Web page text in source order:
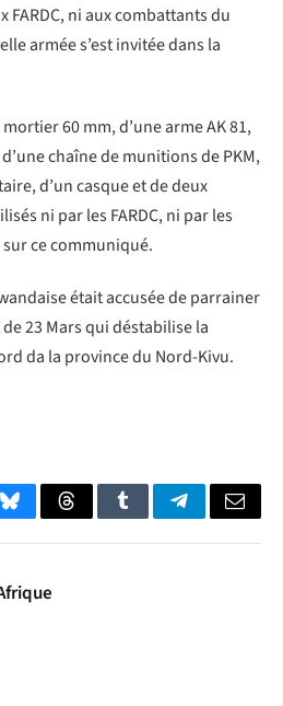
FARDC, ni aux combattants du
armée s’est invitée dans la
60 mm, d’une arme AK 81,
chaîne de munitions de PKM,
d’un casque et de deux
ni par les FARDC, ni par les
ce communiqué.
était accusée de parrainer
23 Mars qui déstabilise la
da la province du Nord-Kivu.
BlueskyThreadsTumblrTelegramEmail